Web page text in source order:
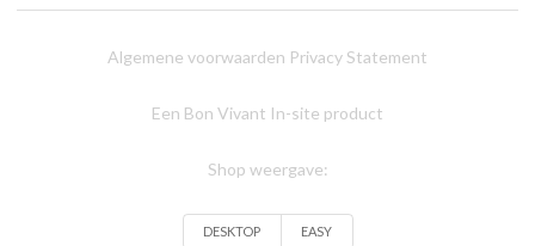
Algemene voorwaarden Privacy Statement
Een Bon Vivant In-site product
Shop weergave:
DESKTOP EASY